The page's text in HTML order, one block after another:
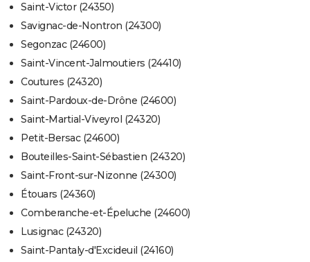
Saint-Victor (24350)
Savignac-de-Nontron (24300)
Segonzac (24600)
Saint-Vincent-Jalmoutiers (24410)
Coutures (24320)
Saint-Pardoux-de-Drône (24600)
Saint-Martial-Viveyrol (24320)
Petit-Bersac (24600)
Bouteilles-Saint-Sébastien (24320)
Saint-Front-sur-Nizonne (24300)
Étouars (24360)
Comberanche-et-Épeluche (24600)
Lusignac (24320)
Saint-Pantaly-d'Excideuil (24160)